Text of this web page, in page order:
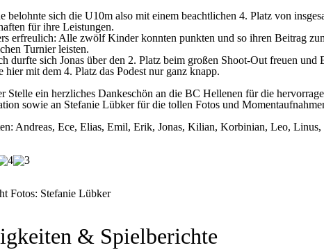
belohnte sich die U10m also mit einem beachtlichen 4. Platz von
für ihre Leistungen.
erfreulich: Alle zwölf Kinder konnten punkten und so ihren Beitrag
Turnier leisten.
durfte sich Jonas über den 2. Platz beim großen Shoot-Out freuen und
hier mit dem 4. Platz das Podest nur ganz knapp.
Stelle ein herzliches Dankeschön an die BC Hellenen für die
sowie an Stefanie Lübker für die tollen Fotos und
Andreas, Ece, Elias, Emil, Erik, Jonas, Kilian, Korbinian, Leo,
Fotos: Stefanie Lübker
& Spielberichte